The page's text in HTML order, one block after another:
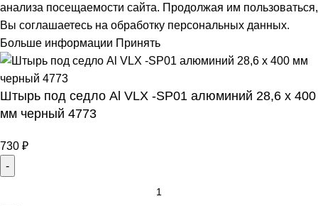
анализа посещаемости сайта. Продолжая им пользоваться,
Вы соглашаетесь на обработку персональных данных.
Больше информации Принять
Штырь под седло Al VLX -SP01 алюминий 28,6 х 400
мм черный 4773
730 ₽